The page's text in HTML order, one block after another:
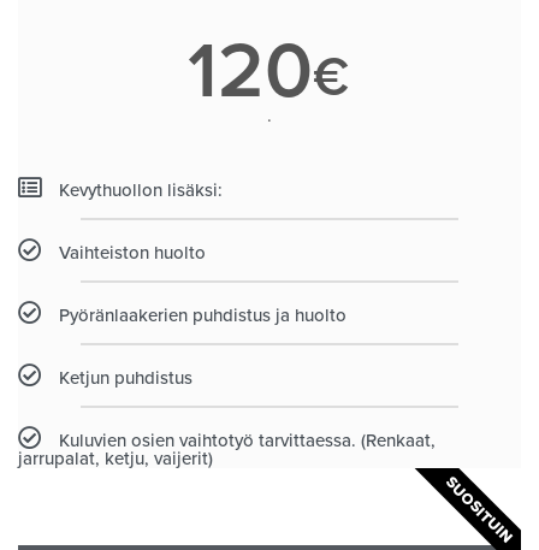
120€
.
Kevythuollon lisäksi:
Vaihteiston huolto
Pyöränlaakerien puhdistus ja huolto
Ketjun puhdistus
Kuluvien osien vaihtotyö tarvittaessa. (Renkaat,
jarrupalat, ketju, vaijerit)
SUOSITUIN